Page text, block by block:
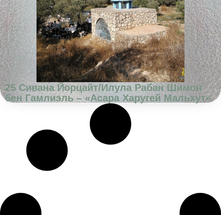
25 Сивана Йорцайт/Илула Рабан Шимон
бен Гамлиэль – «Асара Харугей Мальхут»